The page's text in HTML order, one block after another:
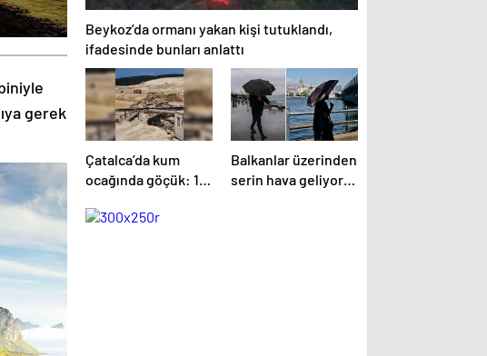
gerek
Beykoz’da ormanı yakan kişi tutuklandı,
ifadesinde bunları anlattı
Çatalca’da kum
ocağında göçük: 1
kaldı
Balkanlar üzerinden
serin hava geliyor!